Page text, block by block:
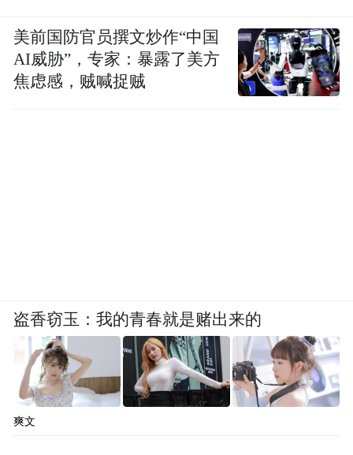
美前国防官员撰文炒作“中国
AI威胁”，专家：暴露了美方
焦虑感，贼喊捉贼
盗香窃玉：我的青春就是赌出来的
爽文